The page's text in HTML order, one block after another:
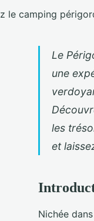
Le
une
les
et
Nichée